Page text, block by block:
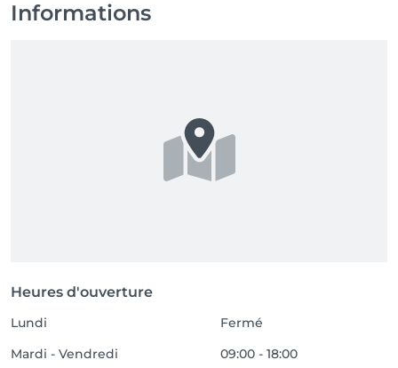
Informations
Heures d'ouverture
Lundi
Fermé
Mardi - Vendredi
09:00 - 18:00